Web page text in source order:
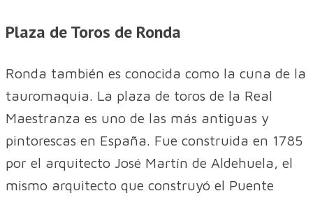
Plaza de Toros de Ronda
Ronda también es conocida como la cuna de la
tauromaquia. La plaza de toros de la Real
Maestranza es uno de las más antiguas y
pintorescas en España. Fue construida en 1785
por el arquitecto José Martín de Aldehuela, el
mismo arquitecto que construyó el Puente